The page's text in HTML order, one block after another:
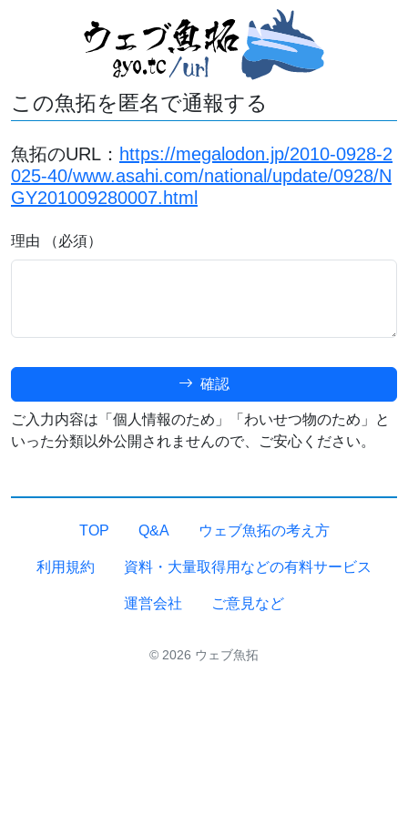
この魚拓を匿名で通報する
魚拓のURL： https://megalodon.jp/2010-0928-2
025-40/www.asahi.com/national/update/0928/N
GY201009280007.html
理由 （必須）
確認
ご入力内容は「個人情報のため」「わいせつ物のため」と
いった分類以外公開されませんので、ご安心ください。
TOP Q&A ウェブ魚拓の考え方
利用規約 資料・大量取得用などの有料サービス
運営会社 ご意見など
© 2026 ウェブ魚拓